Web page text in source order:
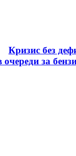
Кризис без
очереди за